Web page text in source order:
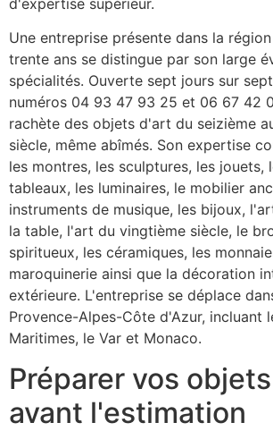
Une entreprise présente dans la
trente ans se distingue par son large
spécialités. Ouverte sept jours sur
numéros 04 93 47 93 25 et 06 67 42
rachète des objets d'art du seizième
siècle, même abîmés. Son expertise
les montres, les sculptures, les jouets,
tableaux, les luminaires, le mobilier
instruments de musique, les bijoux,
la table, l'art du vingtième siècle, le
spiritueux, les céramiques, les
maroquinerie ainsi que la décoration
extérieure. L'entreprise se déplace
Provence-Alpes-Côte d'Azur, incluant
Maritimes, le Var et Monaco.
Préparer vos
avant l'estimation